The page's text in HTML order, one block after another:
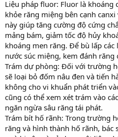
Liệu pháp fluor: Fluor là khoáng
khỏe răng miệng bên cạnh
này giúp tăng cường độ cứng
mảng bám, giảm tốc độ hủy
khoáng men răng. Để bù lấp
nước súc miệng, kem đánh răng
Trám dự phòng: Đối với trường
sẽ loại bỏ đốm nâu đen và tiến
không cho vi khuẩn phát triển
cũng có thể xem xét trám vào
ngăn ngừa sâu răng tái phát.
Trám bít hố rãnh: Trong trường
răng và hình thành hố rãnh, bác